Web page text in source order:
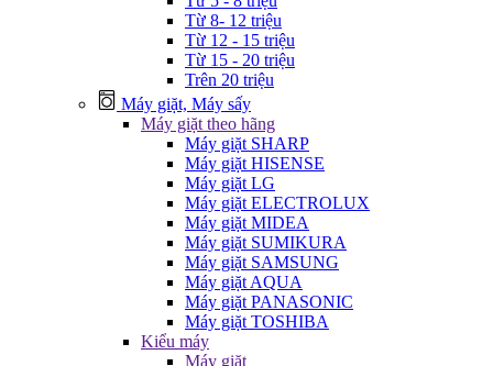
Từ 8- 12 triệu
Từ 12 - 15 triệu
Từ 15 - 20 triệu
Trên 20 triệu
Máy giặt, Máy sấy
Máy giặt theo hãng
Máy giặt SHARP
Máy giặt HISENSE
Máy giặt LG
Máy giặt ELECTROLUX
Máy giặt MIDEA
Máy giặt SUMIKURA
Máy giặt SAMSUNG
Máy giặt AQUA
Máy giặt PANASONIC
Máy giặt TOSHIBA
Kiểu máy
Máy giặt